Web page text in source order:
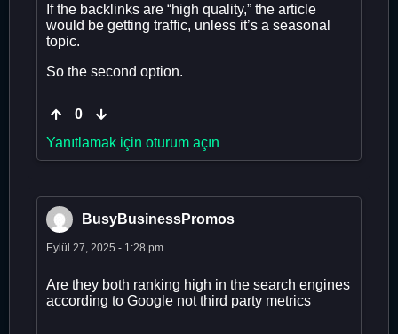
If the backlinks are “high quality,” the article
would be getting traffic, unless it’s a seasonal
topic.
So the second option.
0
Yanıtlamak için oturum açın
BusyBusinessPromos
Eylül 27, 2025 - 1:28 pm
Are they both ranking high in the search engines
according to Google not third party metrics